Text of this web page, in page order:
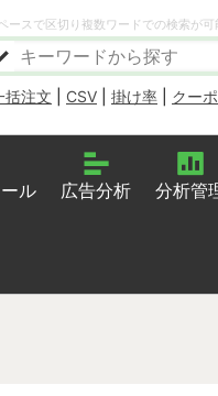
ースで区切り複数ワードでの検索が可
括注文 CSV 掛け率 クー
ル 広告分析 分析管